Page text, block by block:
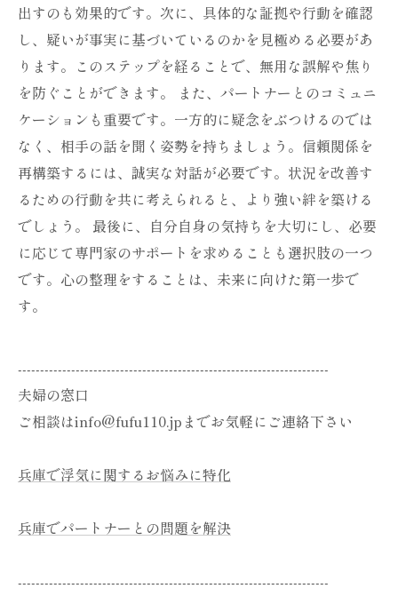
出すのも効果的です。次に、具体的な証拠や行動を確認
し、疑いが事実に基づいているのかを見極める必要があ
ります。このステップを経ることで、無用な誤解や焦り
を防ぐことができます。 また、パートナーとのコミュニ
ケーションも重要です。一方的に疑念をぶつけるのでは
なく、相手の話を聞く姿勢を持ちましょう。信頼関係を
再構築するには、誠実な対話が必要です。状況を改善す
るための行動を共に考えられると、より強い絆を築ける
でしょう。 最後に、自分自身の気持ちを大切にし、必要
に応じて専門家のサポートを求めることも選択肢の一つ
です。心の整理をすることは、未来に向けた第一歩で
す。
----------------------------------------------------------------------
夫婦の窓口
ご相談はinfo@fufu110.jpまでお気軽にご連絡下さい
兵庫で浮気に関するお悩みに特化
兵庫でパートナーとの問題を解決
----------------------------------------------------------------------